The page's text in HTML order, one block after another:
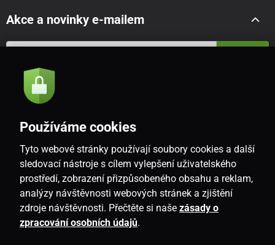
Akce a novinky e-mailem
Souhlasím se
CZ
Používáme cookies
Tyto webové stránky používají soubory cookies a další
sledovací nástroje s cílem vylepšení uživatelského
prostředí, zobrazení přizpůsobeného obsahu a reklam,
analýzy návštěvnosti webových stránek a zjištění
zdroje návštěvnosti. Přečtěte si naše zásady o
zpracování osobních údajů.